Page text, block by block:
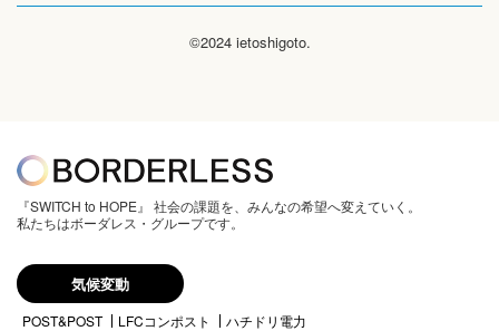
©2024 ietoshigoto.
『SWITCH to HOPE』 社会の課題を、みんなの希望へ変えていく。
私たちはボーダレス・グループです。
気候変動
POST&POST LFCコンポスト ハチドリ電力